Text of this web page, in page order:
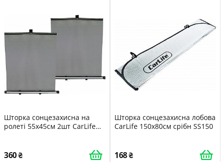
Шторка сонцезахисна на
ролеті 55х45см 2шт CarLife
360
Шторка сонцезахисна лобова
CarLife 150x80см срібн SS150
168